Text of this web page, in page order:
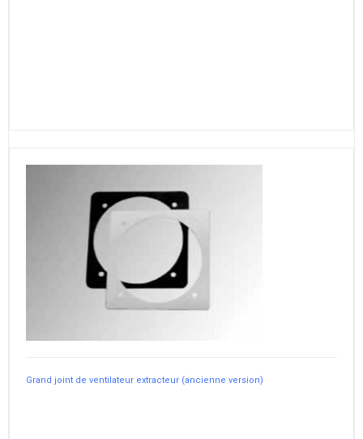
Grand joint de ventilateur extracteur (ancienne version)